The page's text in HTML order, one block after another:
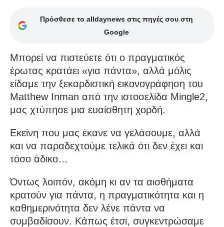
Πρόσθεσε το alldaynews στις πηγές σου στη
Google
Μπορεί να πιστεύετε ότι ο πραγματικός
έρωτας κρατάει «για πάντα», αλλά μόλις
είδαμε την ξεκαρδιστική εικονογράφηση του
Matthew Inman από την ιστοσελίδα Mingle2,
μας χτύπησε μια ευαίσθητη χορδή.
Εκείνη που μας έκανε να γελάσουμε, αλλά
και να παραδεχτούμε τελικά ότι δεν έχει και
τόσο άδικο…
Όντως λοιπόν, ακόμη κι αν τα αισθήματα
κρατούν για πάντα, η πραγματικότητα και η
καθημερινότητα δεν λένε πάντα να
συμβαδίσουν. Κάπως έτσι, συγκεντρώσαμε